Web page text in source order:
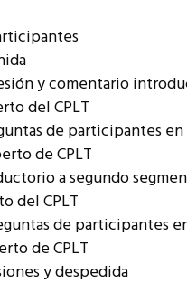
y comentario
del CPLT
de participantes
de CPLT
a segundo
del CPLT
de participantes
de CPLT
y despedida